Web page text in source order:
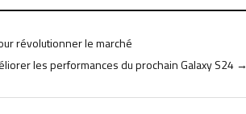
révolutionner le marché
les performances du prochain Galaxy S24 →